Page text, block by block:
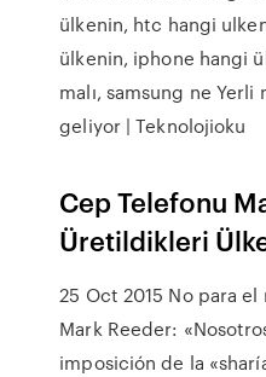
ülkenin, htc hangi
ülkenin, iphone hangi
malı, samsung ne
geliyor | Teknolojioku
Cep Telefonu
Üretildikleri
25 Oct 2015 No para
Mark Reeder:
imposición de la